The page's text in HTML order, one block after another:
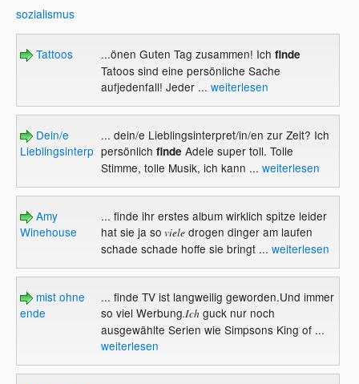
sozialismus
Tattoos ...önen Guten Tag zusammen! Ich finde
Tatoos sind eine persönliche Sache
aufjedenfall! Jeder ... weiterlesen
Dein/e
Lieblingsinterpret/in/en
... dein/e Lieblingsinterpret/in/en zur Zeit? Ich
persönlich finde Adele super toll. Tolle
Stimme, tolle Musik, ich kann ... weiterlesen
Amy
Winehouse
... finde ihr erstes album wirklich spitze leider
hat sie ja so vieledrogen dinger am laufen
schade schade hoffe sie bringt ... weiterlesen
mist ohne
ende
... finde TV ist langweilig geworden.Und immer
so viel Werbung.Ichguck nur noch
ausgewählte Serien wie Simpsons King of ...
weiterlesen